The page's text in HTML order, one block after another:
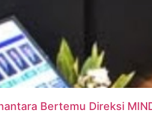
Bertemu Direksi